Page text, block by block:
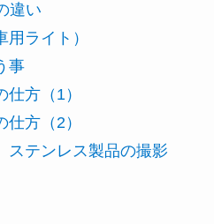
違い
ライト）
事
方（1）
方（2）
テンレス製品の撮影